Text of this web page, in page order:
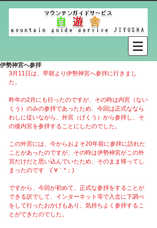
伊勢神宮へ参拝
3月11日は、早朝より伊勢神宮へ参拝に行きまし
た。
昨年の2月にも行ったのですが、その時は内宮（ない
くう）のみの参拝であったため、今回は正式ななら
わしに従いながら、外宮（げくう）から参拝し、そ
の後内宮を参拝することにしたのでした。
この外宮には、今からおよそ20年前に参拝に訪れた
ことがあったのですが、その時は伊勢神宮がこの外
宮だけだと思い込んでいたため、そのまま帰ってし
まったのです　(´∀｀*；)ゞ
ですから、今回が初めて、正式な参拝をすることが
できる訳でして、インターネット等で入念に下調べ
をして行ったおかげもあり、気持ちよく参拝するこ
とができたのでした。